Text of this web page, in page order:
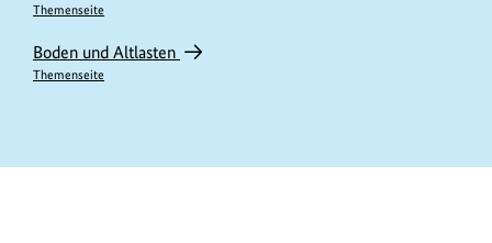
Themenseite
Boden und Altlasten
Themenseite